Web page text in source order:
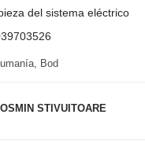
del sistema eléctrico
Bod
STIVUITOARE